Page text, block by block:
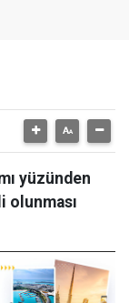
yüzünden
olunması